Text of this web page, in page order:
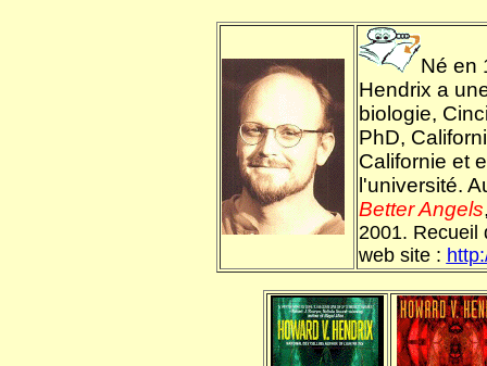
Né en
Hendrix a
biologie,
PhD,
Californie et
l'université.
Better Angels
2001. Recueil
web site :